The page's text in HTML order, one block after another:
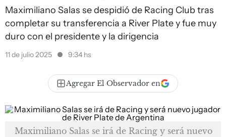
Maximiliano Salas se despidió de Racing Club tras
completar su transferencia a River Plate y fue muy
duro con el presidente y la dirigencia
11 de julio 2025 9:34 hs
Agregar El Observador en
Maximiliano Salas se irá de Racing y será nuevo